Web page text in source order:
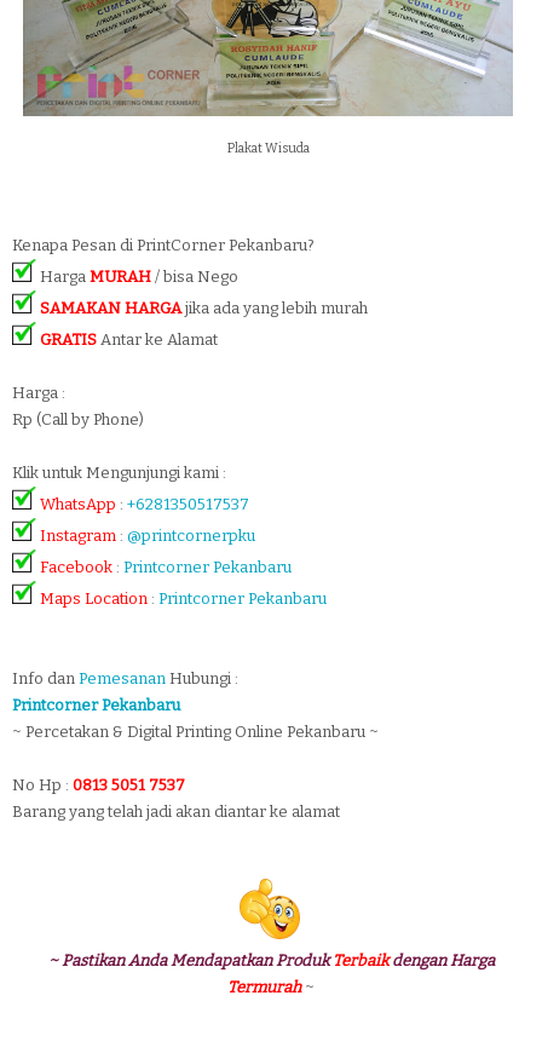
Plakat Wisuda
Kenapa Pesan di PrintCorner Pekanbaru?
Harga MURAH / bisa Nego
SAMAKAN HARGAjika ada yang lebih murah
GRATIS Antar ke Alamat
Harga :
Rp (Call by Phone)
Klik untuk Mengunjungi kami :
WhatsApp : +6281350517537
Instagram : @printcornerpku
Facebook : Printcorner Pekanbaru
Maps Location : Printcorner Pekanbaru
Info dan Pemesanan Hubungi :
Printcorner Pekanbaru
~ Percetakan & Digital Printing Online Pekanbaru ~
No Hp : 0813 5051 7537
Barang yang telah jadi akan diantar ke alamat
~ Pastikan Anda Mendapatkan ProdukTerbaikdengan Harga
Termurah~